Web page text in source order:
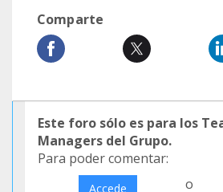
Comparte
Este foro sólo es para los
Managers del Grupo.
Para poder comentar:
Accede o